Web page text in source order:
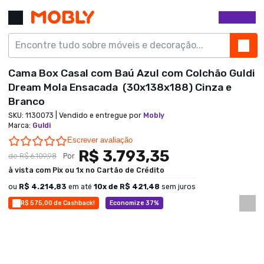
R$ 575,00 de Cashback! Economize 37%
Cama Box Casal com Baú Azul com Colchão Guldi
Dream Mola Ensacada (30x138x188) Cinza e
Branco
SKU: 1130073 | Vendido e entregue por Mobly
Marca: Guldi
0.0 star rating
Escrever avaliação
deR$ 6.109,98 Por R$ 3.793,35
à vista com Pix ou 1x no Cartão de Crédito
ou R$ 4.214,83 em até 10x de R$ 421,48 sem juros